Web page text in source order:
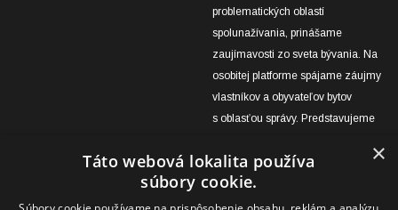
problematických oblastí
spolunažívania, prinášame
zaujímavosti zo sveta bývania. Na
osobitej platforme spájame záujmy
vlastníkov a obyvateľov bytov
s oblasťou správy. Predstavujeme
domov v správe OSBD Žilina aj
výsledky práce zástupcov
vlastníkov a domovníkov, ktoré
×
Táto webová lokalita používa
súbory cookie.